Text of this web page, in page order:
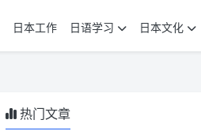
日本工作 日语学习 日本文化
热门文章